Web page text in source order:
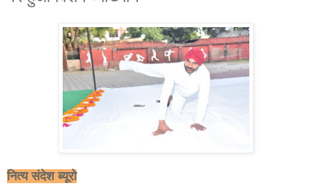
नित्य संदेश ब्यूरो